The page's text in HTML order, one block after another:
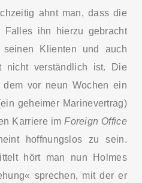
ahnt man, dass die
Falles ihn hierzu gebracht
Klienten und auch
nicht verständlich ist. Die
vor neun Wochen ein
geheimer Marinevertrag)
Karriere imForeign Office
hoffnungslos zu sein.
hört man nun Holmes
sprechen, mit der er